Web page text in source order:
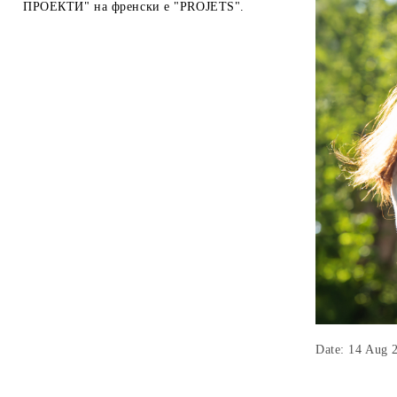
ПРОЕКТИ" на френски е "PROJETS".
Date: 14 Aug